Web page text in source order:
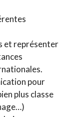
et représenter
pour
plus classe